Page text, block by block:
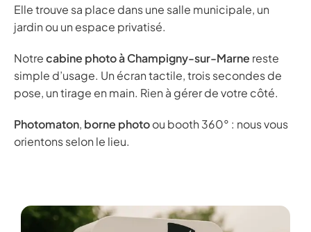
Elle trouve sa place dans une salle municipale, un
jardin ou un espace privatisé.
Notrecabine photo à Champigny-sur-Marne reste
simple d’usage. Un écran tactile, trois secondes de
pose, un tirage en main. Rien à gérer de votre côté.
Photomaton, borne photoou booth 360° : nous vous
orientons selon le lieu.